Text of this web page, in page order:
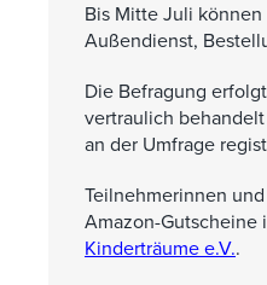
Bis Mitte Juli
Außendienst,
Die Befragung
vertraulich
an der Umfrage
Teilnehmerinnen
Amazon-Gutscheine
Kinderträume e.V..